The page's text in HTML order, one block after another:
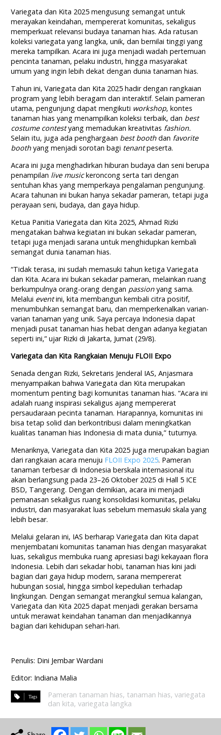
Variegata dan Kita 2025 mengusung semangat untuk
merayakan keindahan, mempererat komunitas, sekaligus
memperkuat relevansi budaya tanaman hias. Ada ratusan
koleksi variegata yang langka, unik, dan bernilai tinggi yang
mereka tampilkan. Acara ini juga menjadi wadah pertemuan
pencinta tanaman, pelaku industri, hingga masyarakat
umum yang ingin lebih dekat dengan dunia tanaman hias.
Tahun ini, Variegata dan Kita 2025 hadir dengan rangkaian
program yang lebih beragam dan interaktif. Selain pameran
utama, pengunjung dapat mengikuti workshop, kontes
tanaman hias yang menampilkan koleksi terbaik, dan best
costume contestyang memadukan kreativitas fashion.
Selain itu, juga ada penghargaan best boothdan favorite
boothyang menjadi sorotan bagi tenantpeserta.
Acara ini juga menghadirkan hiburan budaya dan seni berupa
penampilan live musickeroncong serta tari dengan
sentuhan khas yang memperkaya pengalaman pengunjung.
Acara tahunan ini bukan hanya sekadar pameran, tetapi juga
perayaan seni, budaya, dan gaya hidup.
Ketua Panitia Variegata dan Kita 2025, Ahmad Rizki
mengatakan bahwa kegiatan ini bukan sekadar pameran,
tetapi juga menjadi sarana untuk menghidupkan kembali
semangat dunia tanaman hias.
“Tidak terasa, ini sudah memasuki tahun ketiga Variegata
dan Kita. Acara ini bukan sekadar pameran, melainkan ruang
berkumpulnya orang-orang dengan passionyang sama.
Melalui eventini, kita membangun kembali citra positif,
menumbuhkan semangat baru, dan memperkenalkan varian-
varian tanaman yang unik. Saya percaya Indonesia dapat
menjadi pusat tanaman hias hebat dengan adanya kegiatan
seperti ini,” ujar Rizki di Jakarta, Jumat (29/8).
Variegata dan Kita Rangkaian Menuju FLOII Expo
Senada dengan Rizki, Sekretaris Jenderal IAS, Anjasmara
menyampaikan bahwa Variegata dan Kita merupakan
momentum penting bagi komunitas tanaman hias. “Acara ini
adalah ruang inspirasi sekaligus ajang mempererat
persaudaraan pecinta tanaman. Harapannya, komunitas ini
bisa tetap solid dan berkontribusi dalam meningkatkan
kualitas tanaman hias Indonesia di mata dunia,” tuturnya.
Menariknya, Variegata dan Kita 2025 juga merupakan bagian
dari rangkaian acara menuju FLOII Expo 2025. Pameran
tanaman terbesar di Indonesia berskala internasional itu
akan berlangsung pada 23–26 Oktober 2025 di Hall 5 ICE
BSD, Tangerang. Dengan demikian, acara ini menjadi
pemanasan sekaligus ruang konsolidasi komunitas, pelaku
industri, dan masyarakat luas sebelum memasuki skala yang
lebih besar.
Melalui gelaran ini, IAS berharap Variegata dan Kita dapat
menjembatani komunitas tanaman hias dengan masyarakat
luas, sekaligus membuka ruang apresiasi bagi kekayaan flora
Indonesia. Lebih dari sekadar hobi, tanaman hias kini jadi
bagian dari gaya hidup modern, sarana mempererat
hubungan sosial, hingga simbol kepedulian terhadap
lingkungan. Dengan semangat merangkul semua kalangan,
Variegata dan Kita 2025 dapat menjadi gerakan bersama
untuk merawat keindahan tanaman dan menjadikannya
bagian dari kehidupan sehari-hari.
Penulis: Dini Jembar Wardani
Editor: Indiana Malia
Pameran tanaman hias, tanaman hias,variegata
dan kita,variegata langka